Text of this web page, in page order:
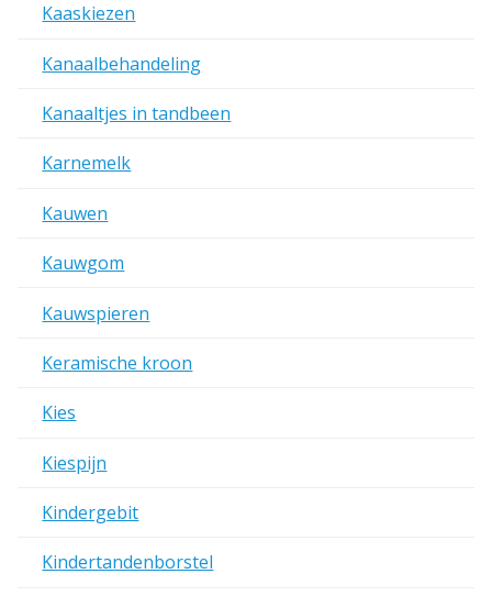
Kaaskiezen
Kanaalbehandeling
Kanaaltjes in tandbeen
Karnemelk
Kauwen
Kauwgom
Kauwspieren
Keramische kroon
Kies
Kiespijn
Kindergebit
Kindertandenborstel